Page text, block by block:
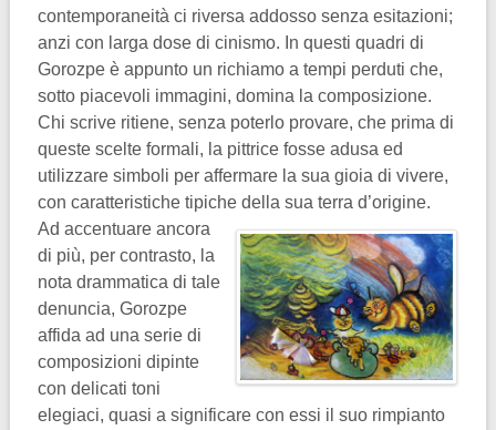
contemporaneità ci riversa addosso senza esitazioni;
anzi con larga dose di cinismo. In questi quadri di
Gorozpe è appunto un richiamo a tempi perduti che,
sotto piacevoli immagini, domina la composizione.
Chi scrive ritiene, senza poterlo provare, che prima di
queste scelte formali, la pittrice fosse adusa ed
utilizzare simboli per affermare la sua gioia di vivere,
con caratteristiche tipiche della sua terra d’origine.
Ad accentuare ancora
di più, per contrasto, la
nota drammatica di tale
denuncia, Gorozpe
affida ad una serie di
composizioni dipinte
con delicati toni
elegiaci, quasi a significare con essi il suo rimpianto